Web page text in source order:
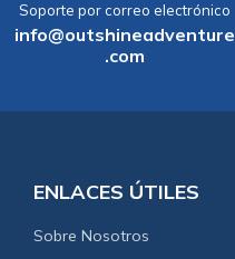
Soporte por correo electrónico
info@outshineadventure
.com
ENLACES ÚTILES
Sobre Nosotros